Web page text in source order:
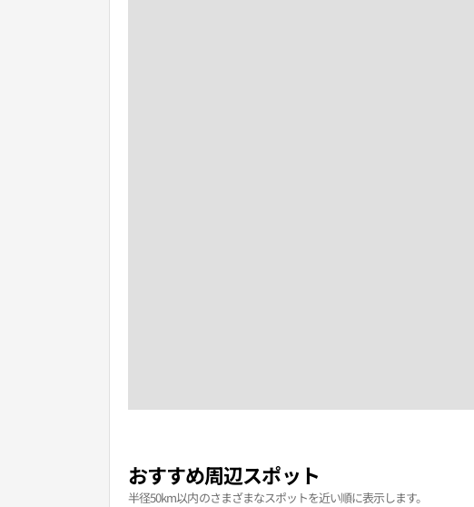
おすすめ周辺スポット
半径50km以内のさまざまなスポットを近い順に表示します。